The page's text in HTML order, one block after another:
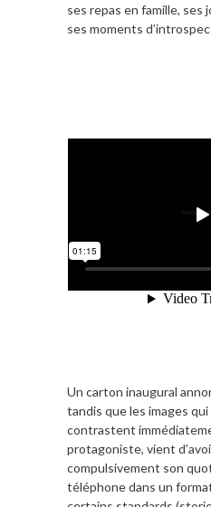
ses repas en famille, ses
ses moments
Un carton inaugural
tandis que les images
contrastent
protagoniste, vient
compulsivement son
téléphone dans un